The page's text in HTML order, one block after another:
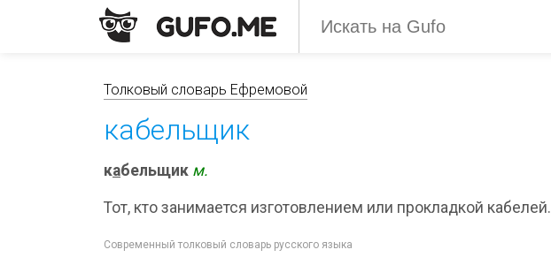
Толковый словарь Ефремовой
кабельщик
кабельщик м.
Тот, кто занимается изготовлением или прокладкой кабелей.
Современный толковый словарь русского языка